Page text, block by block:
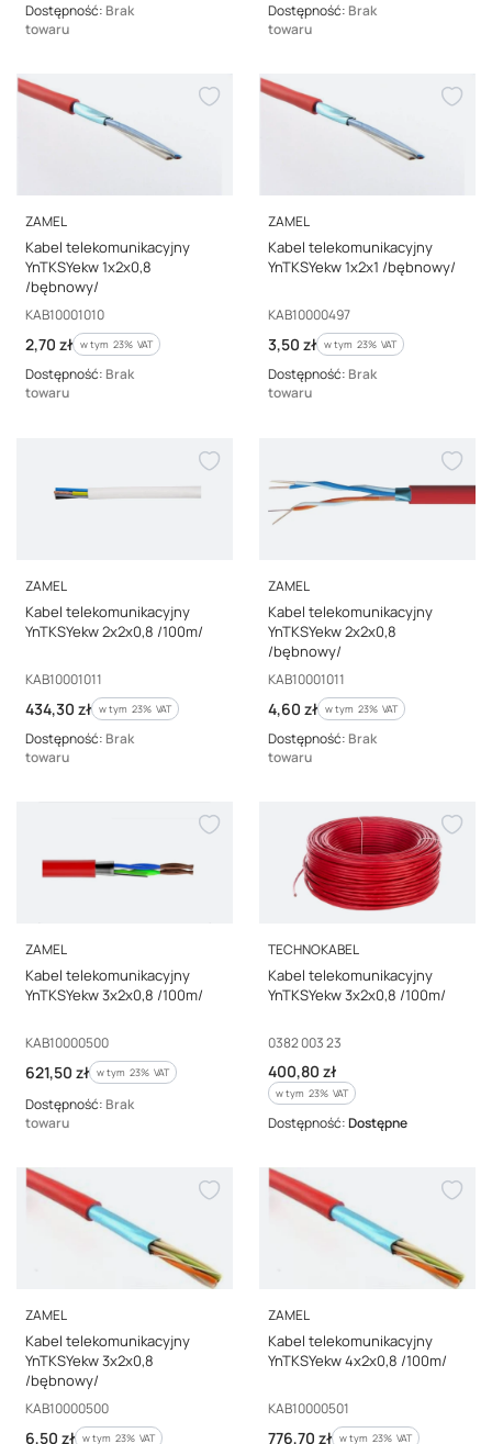
Dostępność: Brak
towaru
Dostępność: Brak
towaru
PRODUCENT
ZAMEL
Kabel telekomunikacyjny
YnTKSYekw 1x2x0,8
/bębnowy/
Kod producenta
KAB10001010
Cena brutto
2,70 zł w tym %s VAT
w tym 23% VAT
Dostępność: Brak
towaru
PRODUCENT
ZAMEL
Kabel telekomunikacyjny
YnTKSYekw 1x2x1 /bębnowy/
Kod producenta
KAB10000497
Cena brutto
3,50 zł w tym %s VAT
w tym 23% VAT
Dostępność: Brak
towaru
PRODUCENT
ZAMEL
Kabel telekomunikacyjny
YnTKSYekw 2x2x0,8 /100m/
Kod producenta
KAB10001011
Cena brutto
434,30 zł w tym %s VAT
w tym 23% VAT
Dostępność: Brak
towaru
PRODUCENT
ZAMEL
Kabel telekomunikacyjny
YnTKSYekw 2x2x0,8
/bębnowy/
Kod producenta
KAB10001011
Cena brutto
4,60 zł w tym %s VAT
w tym 23% VAT
Dostępność: Brak
towaru
PRODUCENT
ZAMEL
Kabel telekomunikacyjny
YnTKSYekw 3x2x0,8 /100m/
Kod producenta
KAB10000500
Cena brutto
621,50 zł w tym %s VAT
w tym 23% VAT
Dostępność: Brak
towaru
PRODUCENT
TECHNOKABEL
Kabel telekomunikacyjny
YnTKSYekw 3x2x0,8 /100m/
Kod producenta
0382 003 23
Cena brutto
400,80 zł
w tym %s VAT
w tym 23% VAT
Dostępność:Dostępne
PRODUCENT
ZAMEL
Kabel telekomunikacyjny
YnTKSYekw 3x2x0,8
/bębnowy/
Kod producenta
KAB10000500
Cena brutto
6,50 zł w tym %s VAT
w tym 23% VAT
PRODUCENT
ZAMEL
Kabel telekomunikacyjny
YnTKSYekw 4x2x0,8 /100m/
Kod producenta
KAB10000501
Cena brutto
776,70 zł w tym %s VAT
w tym 23% VAT